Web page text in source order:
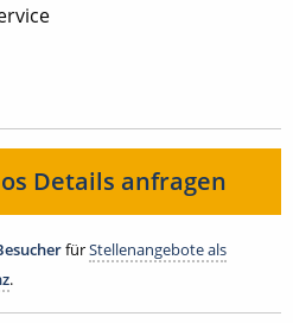
Details anfragen
fürStellenangebote als
.